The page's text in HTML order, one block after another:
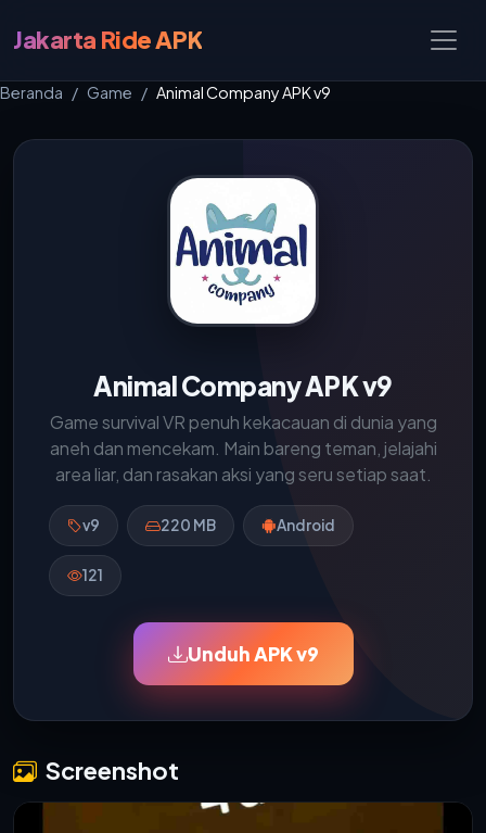
Jakarta Ride APK
Beranda Game Animal Company APK v9
Animal Company APK v9
Game survival VR penuh kekacauan di dunia yang
aneh dan mencekam. Main bareng teman, jelajahi
area liar, dan rasakan aksi yang seru setiap saat.
v9 220 MB Android
121
Unduh APK v9
Screenshot